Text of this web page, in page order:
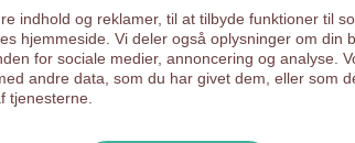
10354360
Kunder giver os en score
indhold og reklamer, til at tilbyde funktioner til
hjemmeside. Vi deler også oplysninger om din
for sociale medier, annoncering og analyse.
andre data, som du har givet dem, eller som
tjenesterne.